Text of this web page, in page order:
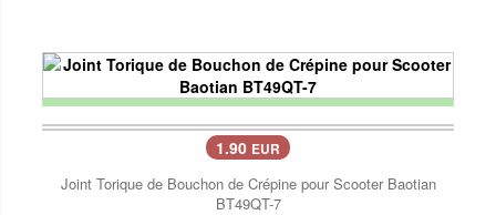
1.90 EUR
Joint Torique de Bouchon de Crépine pour Scooter Baotian
BT49QT-7